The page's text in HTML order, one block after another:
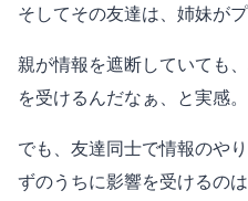
そしてその友達は、姉妹が
親が情報を遮断していても
を受けるんだなぁ、と実感。
でも、友達同士で情報のや
ずのうちに影響を受けるの